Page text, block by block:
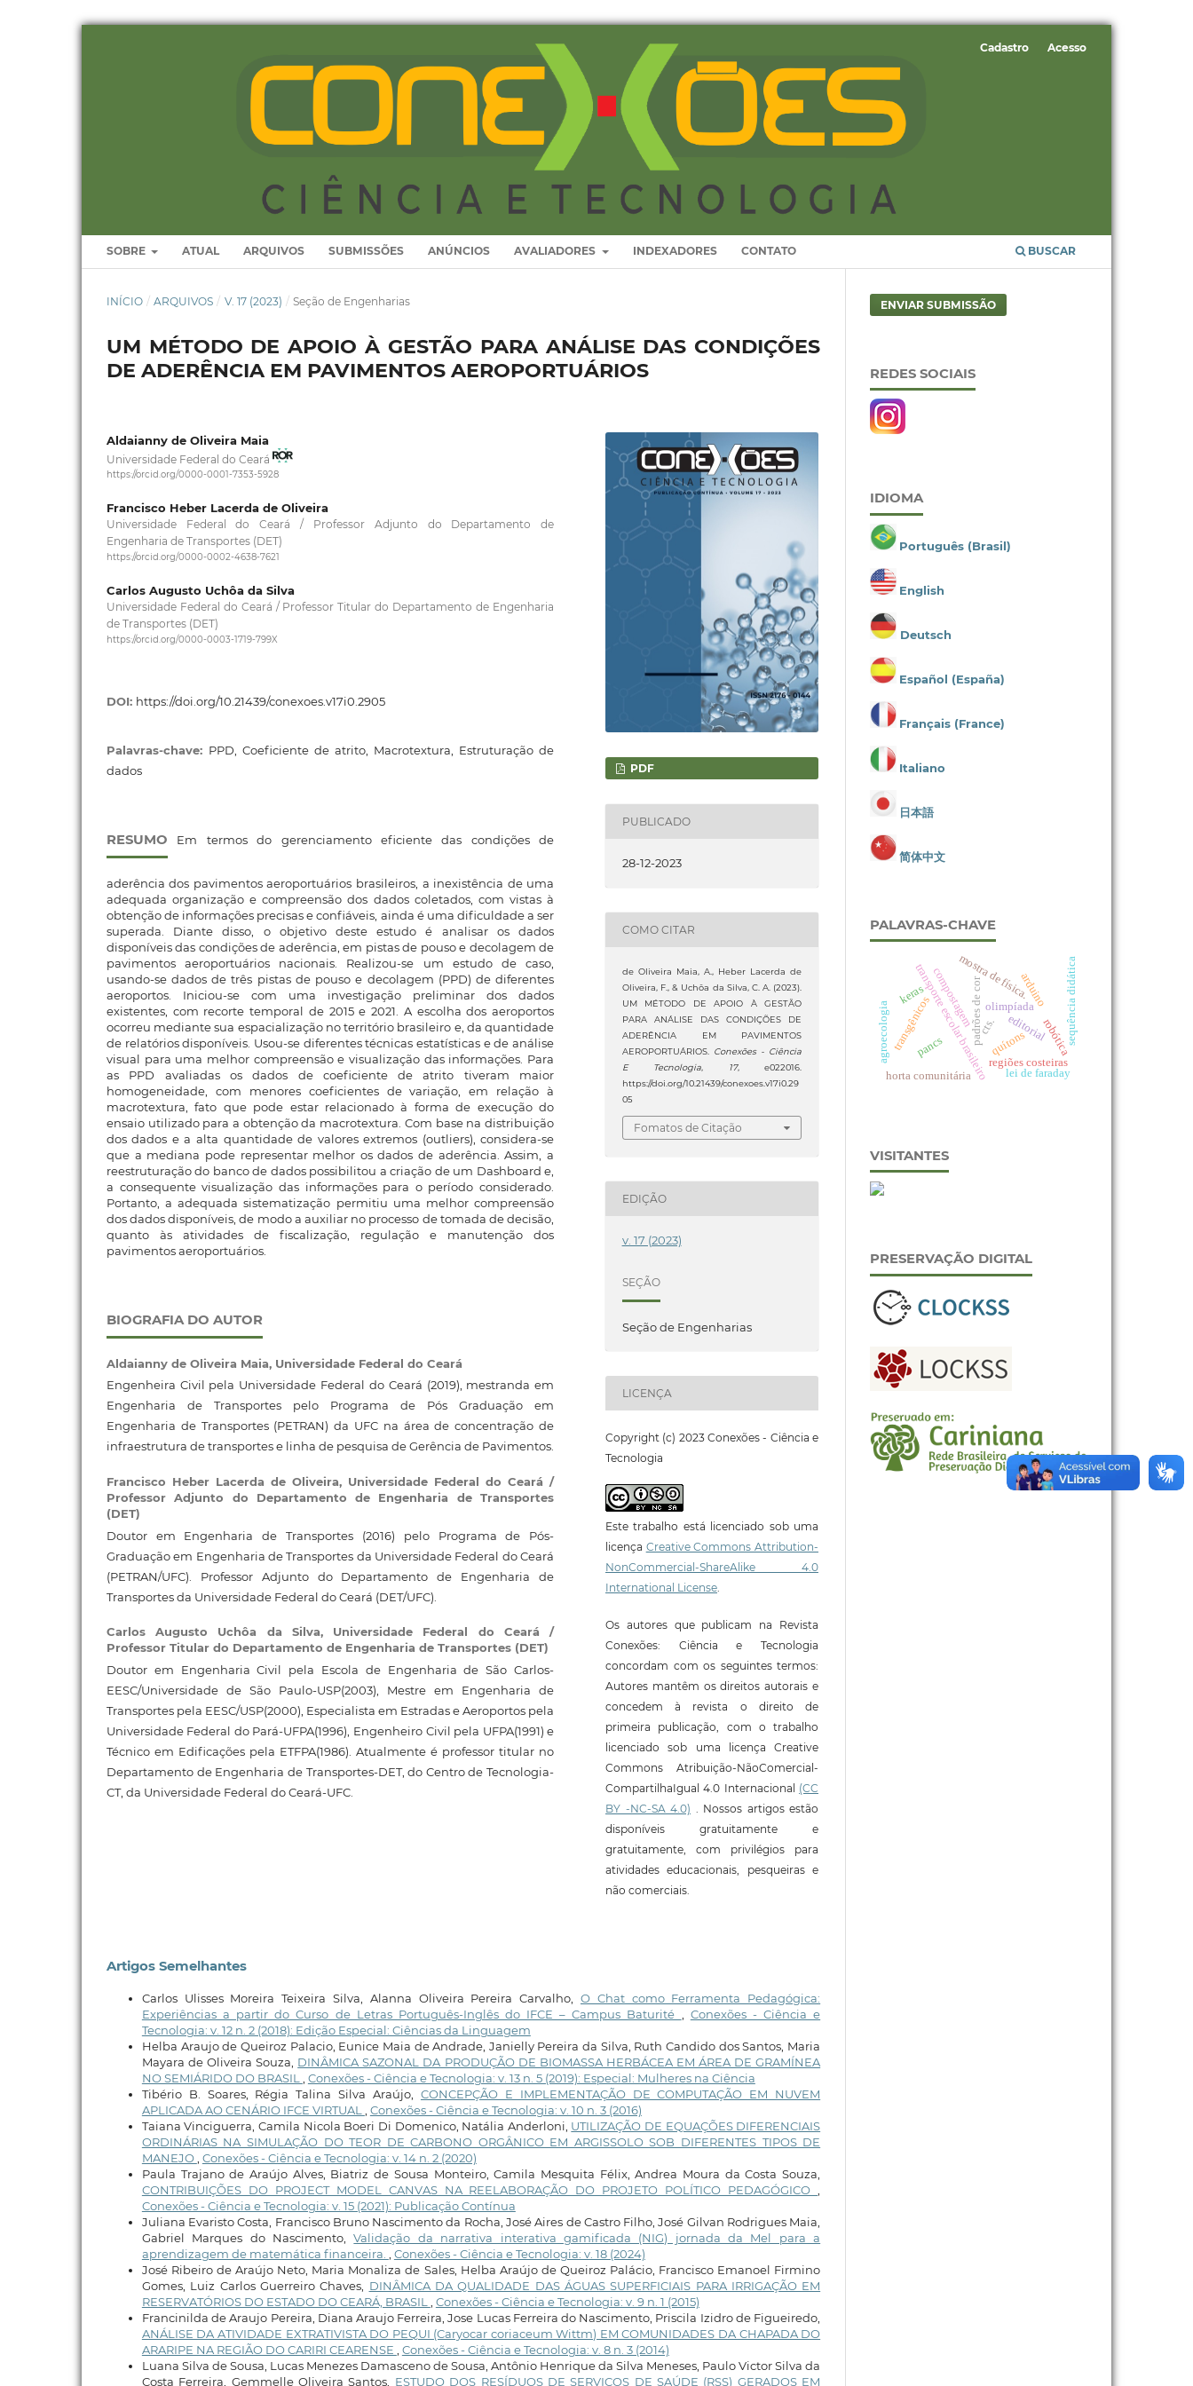
SOBRE ATUAL ARQUIVOS SUBMISSÕES ANÚNCIOS AVALIADORES INDEXADORES CONTATO BUSCAR
Cadastro Acesso
INÍCIO / ARQUIVOS / V. 17 (2023) / Seção de Engenharias
UM MÉTODO DE APOIO À GESTÃO PARA ANÁLISE DAS CONDIÇÕES
DE ADERÊNCIA EM PAVIMENTOS AEROPORTUÁRIOS
Aldaianny de Oliveira Maia
Universidade Federal do Ceará
https://orcid.org/0000-0001-7353-5928
Francisco Heber Lacerda de Oliveira
Universidade Federal do Ceará / Professor Adjunto do Departamento de
Engenharia de Transportes (DET)
https://orcid.org/0000-0002-4638-7621
Carlos Augusto Uchôa da Silva
Universidade Federal do Ceará / Professor Titular do Departamento de Engenharia
de Transportes (DET)
https://orcid.org/0000-0003-1719-799X
DOI: https://doi.org/10.21439/conexoes.v17i0.2905
Palavras-chave: PPD, Coeficiente de atrito, Macrotextura, Estruturação de
dados
RESUMO Em termos do gerenciamento eficiente das condições de
aderência dos pavimentos aeroportuários brasileiros, a inexistência de uma
adequada organização e compreensão dos dados coletados, com vistas à
obtenção de informações precisas e confiáveis, ainda é uma dificuldade a ser
superada. Diante disso, o objetivo deste estudo é analisar os dados
disponíveis das condições de aderência, em pistas de pouso e decolagem de
pavimentos aeroportuários nacionais. Realizou-se um estudo de caso,
usando-se dados de três pistas de pouso e decolagem (PPD) de diferentes
aeroportos. Iniciou-se com uma investigação preliminar dos dados
existentes, com recorte temporal de 2015 e 2021. A escolha dos aeroportos
ocorreu mediante sua espacialização no território brasileiro e, da quantidade
de relatórios disponíveis. Usou-se diferentes técnicas estatísticas e de análise
visual para uma melhor compreensão e visualização das informações. Para
as PPD avaliadas os dados de coeficiente de atrito tiveram maior
homogeneidade, com menores coeficientes de variação, em relação à
macrotextura, fato que pode estar relacionado à forma de execução do
ensaio utilizado para a obtenção da macrotextura. Com base na distribuição
dos dados e a alta quantidade de valores extremos (outliers), considera-se
que a mediana pode representar melhor os dados de aderência. Assim, a
reestruturação do banco de dados possibilitou a criação de um Dashboard e,
a consequente visualização das informações para o período considerado.
Portanto, a adequada sistematização permitiu uma melhor compreensão
dos dados disponíveis, de modo a auxiliar no processo de tomada de decisão,
quanto às atividades de fiscalização, regulação e manutenção dos
pavimentos aeroportuários.
BIOGRAFIA DO AUTOR
Aldaianny de Oliveira Maia, Universidade Federal do Ceará
Engenheira Civil pela Universidade Federal do Ceará (2019), mestranda em
Engenharia de Transportes pelo Programa de Pós Graduação em
Engenharia de Transportes (PETRAN) da UFC na área de concentração de
infraestrutura de transportes e linha de pesquisa de Gerência de Pavimentos.
Francisco Heber Lacerda de Oliveira, Universidade Federal do Ceará /
Professor Adjunto do Departamento de Engenharia de Transportes
(DET)
Doutor em Engenharia de Transportes (2016) pelo Programa de Pós-
Graduação em Engenharia de Transportes da Universidade Federal do Ceará
(PETRAN/UFC). Professor Adjunto do Departamento de Engenharia de
Transportes da Universidade Federal do Ceará (DET/UFC).
Carlos Augusto Uchôa da Silva, Universidade Federal do Ceará /
Professor Titular do Departamento de Engenharia de Transportes (DET)
Doutor em Engenharia Civil pela Escola de Engenharia de São Carlos-
EESC/Universidade de São Paulo-USP(2003), Mestre em Engenharia de
Transportes pela EESC/USP(2000), Especialista em Estradas e Aeroportos pela
Universidade Federal do Pará-UFPA(1996), Engenheiro Civil pela UFPA(1991) e
Técnico em Edificações pela ETFPA(1986). Atualmente é professor titular no
Departamento de Engenharia de Transportes-DET, do Centro de Tecnologia-
CT, da Universidade Federal do Ceará-UFC.
PDF
PUBLICADO
28-12-2023
COMO CITAR
de Oliveira Maia, A., Heber Lacerda de
Oliveira, F., & Uchôa da Silva, C. A. (2023).
UM MÉTODO DE APOIO À GESTÃO
PARA ANÁLISE DAS CONDIÇÕES DE
ADERÊNCIA EM PAVIMENTOS
AEROPORTUÁRIOS.
Conexões - Ciência
E Tecnologia, 17, e022016.
https://doi.org/10.21439/conexoes.v17i0.29
05
Fomatos de Citação
EDIÇÃO
v. 17 (2023)
SEÇÃO
Seção de Engenharias
LICENÇA
Copyright (c) 2023 Conexões - Ciência e
Tecnologia
Este trabalho está licenciado sob uma
licença Creative Commons Attribution-
NonCommercial-ShareAlike 4.0
International License.
Os autores que publicam na Revista
Conexões: Ciência e Tecnologia
concordam com os seguintes termos:
Autores mantêm os direitos autorais e
concedem à revista o direito de
primeira publicação, com o trabalho
licenciado sob uma licença Creative
Commons Atribuição-NãoComercial-
CompartilhaIgual 4.0 Internacional (CC
BY -NC-SA 4.0) . Nossos artigos estão
disponíveis gratuitamente e
gratuitamente, com privilégios para
atividades educacionais, pesqueiras e
não comerciais.
Artigos Semelhantes
Carlos Ulisses Moreira Teixeira Silva, Alanna Oliveira Pereira Carvalho, O Chat como Ferramenta Pedagógica:
Experiências a partir do Curso de Letras Português-Inglês do IFCE – Campus Baturité , Conexões - Ciência e
Tecnologia: v. 12 n. 2 (2018): Edição Especial: Ciências da Linguagem
Helba Araujo de Queiroz Palacio, Eunice Maia de Andrade, Janielly Pereira da Silva, Ruth Candido dos Santos, Maria
Mayara de Oliveira Souza, DINÂMICA SAZONAL DA PRODUÇÃO DE BIOMASSA HERBÁCEA EM ÁREA DE GRAMÍNEA
NO SEMIÁRIDO DO BRASIL, Conexões - Ciência e Tecnologia: v. 13 n. 5 (2019): Especial: Mulheres na Ciência
Tibério B. Soares, Régia Talina Silva Araújo, CONCEPÇÃO E IMPLEMENTAÇÃO DE COMPUTAÇÃO EM NUVEM
APLICADA AO CENÁRIO IFCE VIRTUAL, Conexões - Ciência e Tecnologia: v. 10 n. 3 (2016)
Taiana Vinciguerra, Camila Nicola Boeri Di Domenico, Natália Anderloni, UTILIZAÇÃO DE EQUAÇÕES DIFERENCIAIS
ORDINÁRIAS NA SIMULAÇÃO DO TEOR DE CARBONO ORGÂNICO EM ARGISSOLO SOB DIFERENTES TIPOS DE
MANEJO, Conexões - Ciência e Tecnologia: v. 14 n. 2 (2020)
Paula Trajano de Araújo Alves, Biatriz de Sousa Monteiro, Camila Mesquita Félix, Andrea Moura da Costa Souza,
CONTRIBUIÇÕES DO PROJECT MODEL CANVAS NA REELABORAÇÃO DO PROJETO POLÍTICO PEDAGÓGICO,
Conexões - Ciência e Tecnologia: v. 15 (2021): Publicação Contínua
Juliana Evaristo Costa, Francisco Bruno Nascimento da Rocha, José Aires de Castro Filho, José Gilvan Rodrigues Maia,
Gabriel Marques do Nascimento,Validação da narrativa interativa gamificada (NIG) jornada da Mel para a
aprendizagem de matemática financeira. , Conexões - Ciência e Tecnologia: v. 18 (2024)
José Ribeiro de Araújo Neto, Maria Monaliza de Sales, Helba Araújo de Queiroz Palácio, Francisco Emanoel Firmino
Gomes, Luiz Carlos Guerreiro Chaves, DINÂMICA DA QUALIDADE DAS ÁGUAS SUPERFICIAIS PARA IRRIGAÇÃO EM
RESERVATÓRIOS DO ESTADO DO CEARÁ, BRASIL, Conexões - Ciência e Tecnologia: v. 9 n. 1 (2015)
Francinilda de Araujo Pereira, Diana Araujo Ferreira, Jose Lucas Ferreira do Nascimento, Priscila Izidro de Figueiredo,
ANÁLISE DA ATIVIDADE EXTRATIVISTA DO PEQUI (Caryocar coriaceum Wittm) EM COMUNIDADES DA CHAPADA DO
ARARIPE NA REGIÃO DO CARIRI CEARENSE , Conexões - Ciência e Tecnologia: v. 8 n. 3 (2014)
Luana Silva de Sousa, Lucas Menezes Damasceno de Sousa, Antônio Henrique da Silva Meneses, Paulo Victor Silva da
Costa Ferreira, Gemmelle Oliveira Santos, ESTUDO DOS RESÍDUOS DE SERVIÇOS DE SAÚDE (RSS) GERADOS EM
ENVIAR SUBMISSÃO
REDES SOCIAIS
IDIOMA
Português (Brasil)
English
Deutsch
Español (España)
Français (France)
Italiano
日本語
简体中文
PALAVRAS-CHAVE
editorial
padrões de cor
mostra de física.
transporte escolar brasileiroquítons
regiões costeiras
olimpíada
robótica
keras
horta comunitária
sequência didática
transgênicos cts.
agroecologia
compostagem
lei de faraday
arduino
pancs
VISITANTES
PRESERVAÇÃO DIGITAL